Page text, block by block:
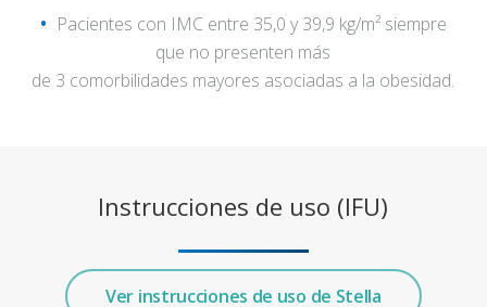
· Pacientes con IMC entre 35,0 y 39,9 kg/m² siempre
que no presenten más
de 3 comorbilidades mayores asociadas a la obesidad.
Instrucciones de uso (IFU)
Ver instrucciones de uso de Stella